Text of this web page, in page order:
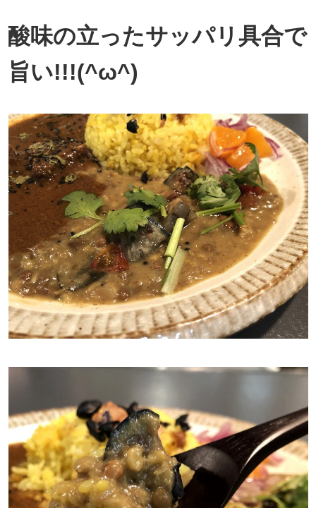
酸味の立ったサッパリ具合で
旨い!!!(^ω^)